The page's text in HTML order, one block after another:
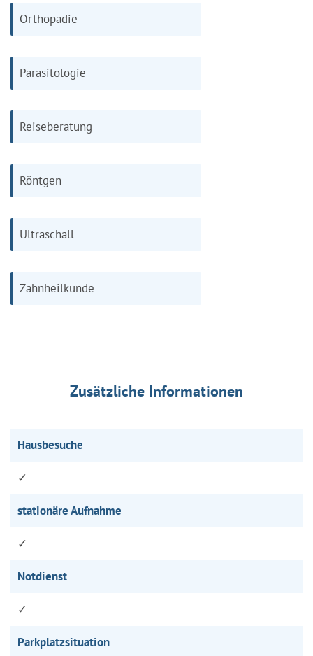
Orthopädie
Parasitologie
Reiseberatung
Röntgen
Ultraschall
Zahnheilkunde
Zusätzliche Informationen
Hausbesuche
✓
stationäre Aufnahme
✓
Notdienst
✓
Parkplatzsituation